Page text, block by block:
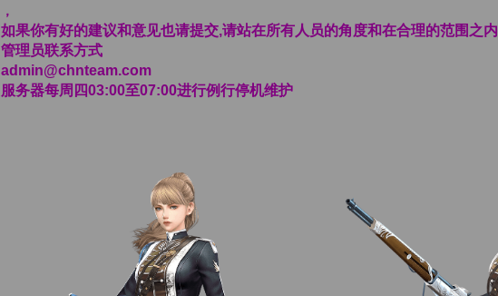
，
如果你有好的建议和意见也请提交,请站在所有人员的角度和在合理的范围之内
管理员联系方式
admin@chnteam.com
服务器每周四03:00至07:00进行例行停机维护